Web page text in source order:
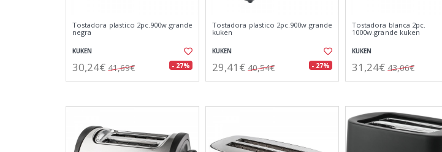
Tostadora plastico 2pc.900w.grande
negra
KUKEN
30,24€ 41,69€ - 27%
Tostadora plastico 2pc.900w.grande
kuken
KUKEN
29,41€ 40,54€ - 27%
Tostadora blanca 2pc.
1000w.grande kuken
KUKEN
31,24€ 43,06€